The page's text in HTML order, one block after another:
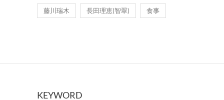
藤川瑞木 長田理恵(智翠) 食事
KEYWORD